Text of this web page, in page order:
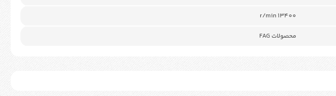
r/min 13400
محصولات FAG